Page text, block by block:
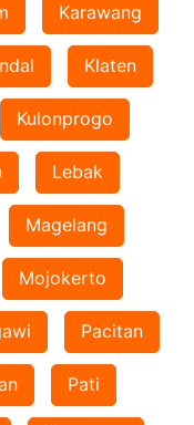
Karawang
Klaten
Kulonprogo
Lebak
Magelang
Mojokerto
Pacitan
Pati